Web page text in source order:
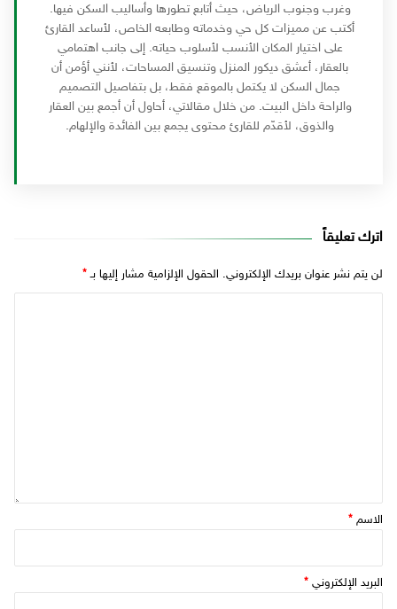
وغرب وجنوب الرياض، حيث أتابع تطورها وأساليب السكن فيها.
أكتب عن مميزات كل حي وخدماته وطابعه الخاص، لأساعد القارئ
على اختيار المكان الأنسب لأسلوب حياته. إلى جانب اهتمامي
بالعقار، أعشق ديكور المنزل وتنسيق المساحات، لأنني أؤمن أن
جمال السكن لا يكتمل بالموقع فقط، بل بتفاصيل التصميم
والراحة داخل البيت. من خلال مقالاتي، أحاول أن أجمع بين العقار
والذوق، لأقدّم للقارئ محتوى يجمع بين الفائدة والإلهام.
اترك تعليقاً
لن يتم نشر عنوان بريدك الإلكتروني. الحقول الإلزامية مشار إليها بـ*
الاسم *
البريد الإلكتروني *